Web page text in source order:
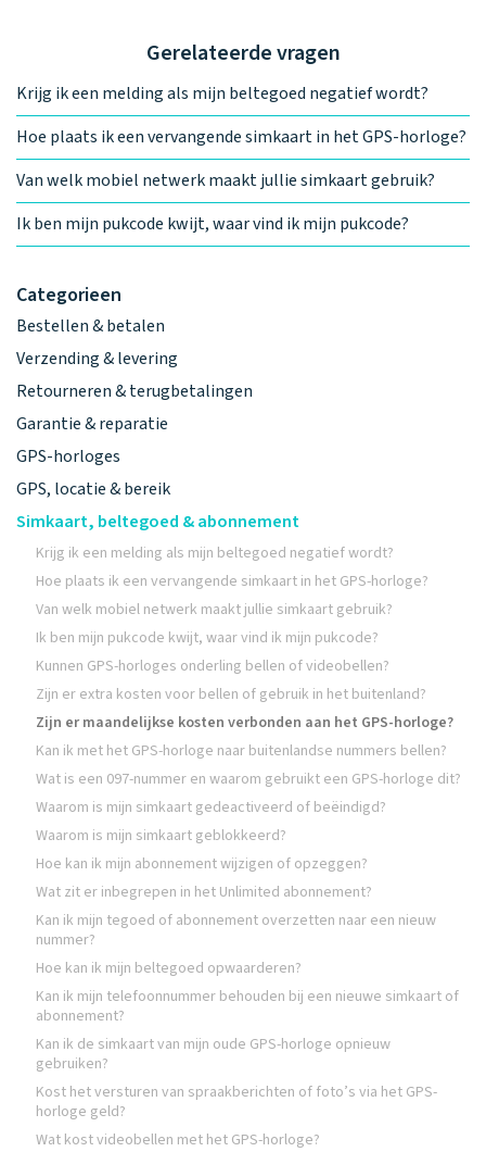
Categorieen
Bestellen & betalen
Verzending & levering
Retourneren & terugbetalingen
Garantie & reparatie
GPS-horloges
GPS, locatie & bereik
Simkaart, beltegoed & abonnement
Krijg ik een melding als mijn beltegoed negatief wordt?
Hoe plaats ik een vervangende simkaart in het GPS-horloge?
Van welk mobiel netwerk maakt jullie simkaart gebruik?
Ik ben mijn pukcode kwijt, waar vind ik mijn pukcode?
Kunnen GPS-horloges onderling bellen of videobellen?
Zijn er extra kosten voor bellen of gebruik in het buitenland?
Zijn er maandelijkse kosten verbonden aan het GPS-horloge?
Kan ik met het GPS-horloge naar buitenlandse nummers bellen?
Wat is een 097-nummer en waarom gebruikt een GPS-horloge dit?
Waarom is mijn simkaart gedeactiveerd of beëindigd?
Waarom is mijn simkaart geblokkeerd?
Hoe kan ik mijn abonnement wijzigen of opzeggen?
Wat zit er inbegrepen in het Unlimited abonnement?
Kan ik mijn tegoed of abonnement overzetten naar een nieuw
nummer?
Hoe kan ik mijn beltegoed opwaarderen?
Kan ik mijn telefoonnummer behouden bij een nieuwe simkaart of
abonnement?
Kan ik de simkaart van mijn oude GPS-horloge opnieuw
gebruiken?
Kost het versturen van spraakberichten of foto’s via het GPS-
horloge geld?
Wat kost videobellen met het GPS-horloge?
Gerelateerde vragen
Krijg ik een melding als mijn beltegoed negatief wordt?
Hoe plaats ik een vervangende simkaart in het GPS-horloge?
Van welk mobiel netwerk maakt jullie simkaart gebruik?
Ik ben mijn pukcode kwijt, waar vind ik mijn pukcode?